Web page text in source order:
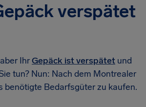
verspätet
IhrGepäck ist verspätet und
tun? Nun: Nach dem Montrealer
benötigte Bedarfsgüter zu kaufen.